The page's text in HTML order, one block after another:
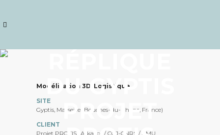
DU GYPTIS
PROJET
Modélisation 3D, Logistique
SITE
Gyptis, Marseille (Bouches-du-Rhône, France)
CLIENT
Projet PROTIS : Arkaeos / CCJ-CNRS / AMU